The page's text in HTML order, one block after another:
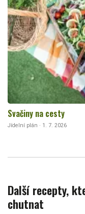
Svačiny na cesty
Jídelní plán · 1. 7. 2026
Další recepty,
chutnat